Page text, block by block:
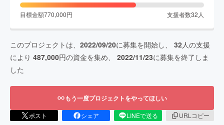
目標金額770,000円 支援者数32 人
このプロジェクトは、 2022/09/20に募集を開始し、 32人の支援
により 487,000円の資金を集め、 2022/11/23に募集を終了しま
した
もう一度プロジェクトをやってほしい
ポスト シェア LINEで送る
URLコピー